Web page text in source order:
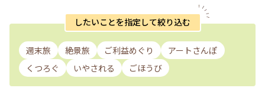
したいことを指定して絞り込む
週末旅 絶景旅 ご利益めぐり
アートさんぽ
くつろぐ
いやされる ごほうび